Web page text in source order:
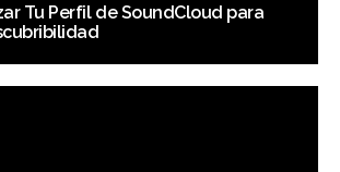
Tu Perfil de SoundCloud para